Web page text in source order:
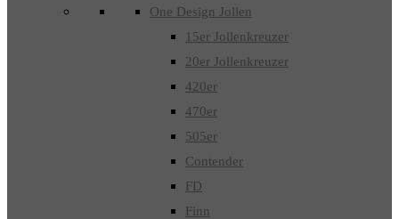
One Design Jollen
15er Jollenkreuzer
20er Jollenkreuzer
420er
470er
505er
Contender
FD
Finn